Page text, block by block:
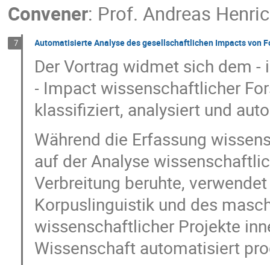
Convener: Prof. Andreas
7 Automatisierte Analyse des gesellschaftlichen Impacts von
Der Vortrag widmet sich dem
- Impact wissenschaftlicher
klassifiziert, analysiert und
Während die Erfassung
auf der Analyse
Verbreitung beruhte,
Korpuslinguistik und des
wissenschaftlicher Projekte
Wissenschaft automatisiert